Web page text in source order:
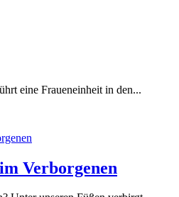
eine Fraueneinheit in den...
Verborgenen